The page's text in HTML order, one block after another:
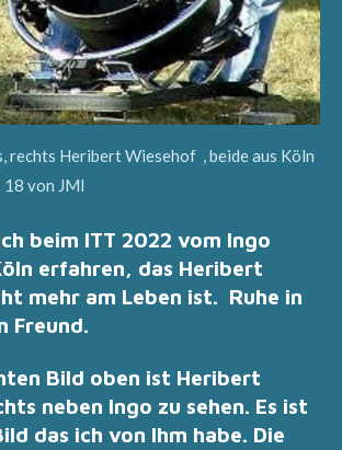
rechts Heribert Wiesehof , beide aus Köln
von JMI
beim ITT 2022 vom Ingo
erfahren, das Heribert
mehr am Leben ist. Ruhe in
Freund.
Bild oben ist Heribert
neben Ingo zu sehen. Es ist
das ich von Ihm habe. Die